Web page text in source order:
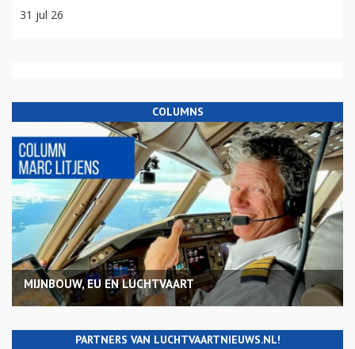
31 jul 26
COLUMNS
MIJNBOUW, EU EN LUCHTVAART
PARTNERS VAN LUCHTVAARTNIEUWS.NL!